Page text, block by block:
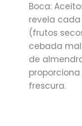
Boca:
revela
(frutos
cebada
de
frescura.